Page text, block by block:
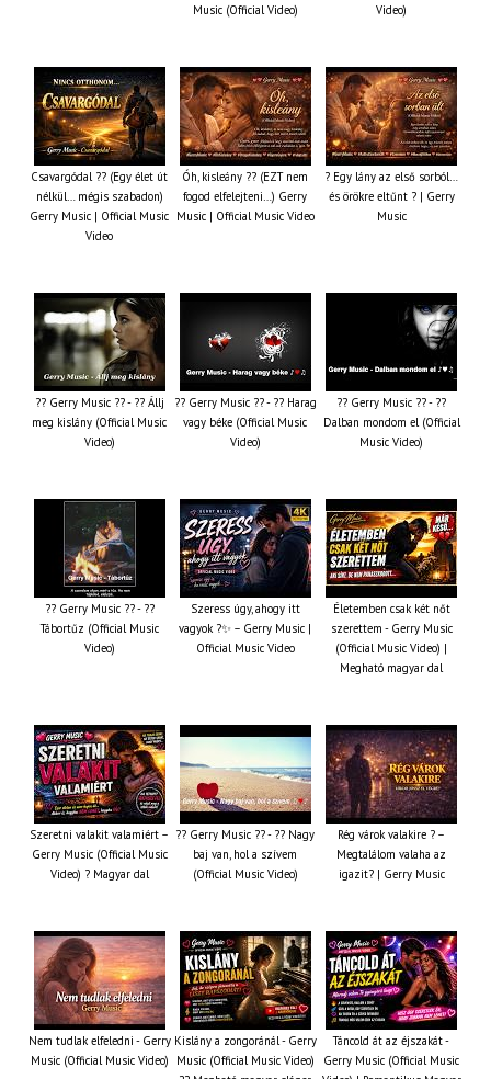
Music (Official Video)
Video)
Csavargódal ?? (Egy élet út
nélkül… mégis szabadon)
Gerry Music | Official Music
Video
Óh, kisleány ?? (EZT nem
fogod elfelejteni…) Gerry
Music | Official Music Video
? Egy lány az első sorból…
és örökre eltűnt ? | Gerry
Music
?? Gerry Music ?? - ?? Állj
meg kislány (Official Music
Video)
?? Gerry Music ?? - ?? Harag
vagy béke (Official Music
Video)
?? Gerry Music ?? - ??
Dalban mondom el (Official
Music Video)
?? Gerry Music ?? - ??
Tábortűz (Official Music
Video)
Szeress úgy, ahogy itt
vagyok ?✨ – Gerry Music |
Official Music Video
Életemben csak két nőt
szerettem - Gerry Music
(Official Music Video) |
Megható magyar dal
Szeretni valakit valamiért –
Gerry Music (Official Music
Video) ? Magyar dal
?? Gerry Music ?? - ?? Nagy
baj van, hol a szívem
(Official Music Video)
Rég várok valakire ? –
Megtalálom valaha az
igazit? | Gerry Music
Nem tudlak elfeledni - Gerry
Music (Official Music Video)
Kislány a zongoránál - Gerry
Music (Official Music Video)
Táncold át az éjszakát -
Gerry Music (Official Music